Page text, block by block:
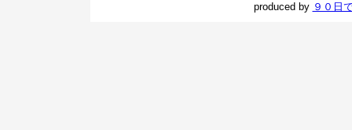
produced by ９０日